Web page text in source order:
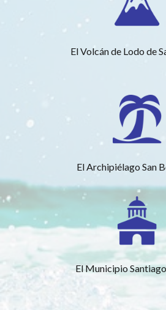
El Volcán de Lodo de
El Archipiélago San
El Municipio